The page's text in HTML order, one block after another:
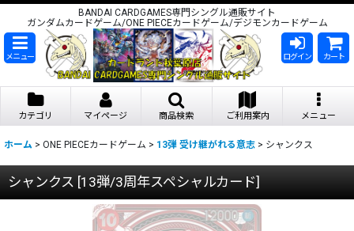
BANDAI CARDGAMES専門シングル通販サイト
ガンダムカードゲーム/ONE PIECEカードゲーム/デジモンカードゲーム
メニュー ログイン カート
カテゴリ マイページ 商品検索 ご利用案内 メニュー
ホーム > ONE PIECEカードゲーム > 13弾 受け継がれる意志 > シャンクス
シャンクス [13弾/3周年スペシャルカード]